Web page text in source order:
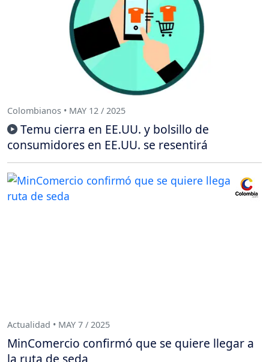
Colombianos • MAY 12 / 2025
Temu cierra en EE.UU. y bolsillo de
consumidores en EE.UU. se resentirá
Actualidad • MAY 7 / 2025
MinComercio confirmó que se quiere llegar a
la ruta de seda